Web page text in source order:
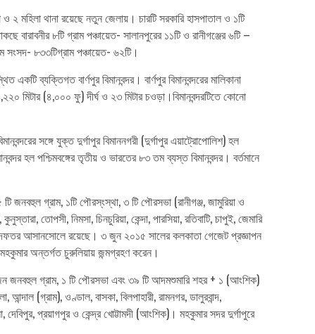
মহিলা থানা রয়েছে নতুন জেলায়। চারটি সরকারি হাসপাতাল ও ১টি
৮টি গ্রাম পঞ্চায়েত- সালানপুরের ১১টি ও রানীগঞ্জের ৬টি –
সংসদ- ৮৩৩টিগ্রাম পঞ্চায়েত- ৬২টি।
ব্যক্তিগত বার্ণপুর বিমানবন্দর। বার্ণপুর বিমানবন্দরের মালিকানা
মিটার (৪,০০০ ফু) দীর্ঘ ও ২৩ মিটার চওড়া।বিমানবন্দরটিতে কোনো
সঙ্গে যুক্ত দুর্গাপুর বিমাননগরী (দুর্গাপুর এয়াট্রোপোলিশ) হল
হল পশ্চিমবঙ্গের তৃতীয় ও ভারতের ৮৩ তম ব্যস্ত বিমানবন্দর। বর্তমানে
জনবহুল গ্রাম, ১টি পৌরস্ংস্থা, ৩ টি পৌরসভা (রানীগঞ্জ, জামুরিয়া ও
তোপসী, নিমসা, চিনচুরিয়া, কেন্দা, পারসিয়া, রতিবাটি, চাপুই, জেমারি
দফতর আসানসোলে রয়েছে। ৩ জুন ২০১৫ সালের কলকাতা গেজেট প্রজ্ঞাপন
অন্তর্গত চুরুলিয়ায় জন্মগ্রহণ করেন।
জন জনবহুল গ্রাম, ১ টি পৌরসভা এবং ৩৯ টি আদমশুমারি শহর + ১ (আংশিক)
(গ্রাম), ওণ্ডাল, বাসকা, বিলপাহারী, রামনগর, ডালুরবান্দ,
প্রয়াগপুর ও কেন্দ্র খোট্টামদী (আংশিক)। মহকুমার সদর দুর্গাপুরে